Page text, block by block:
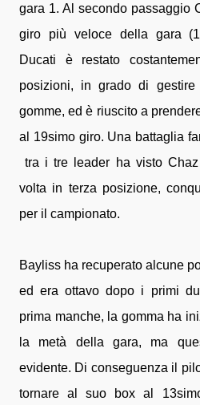
gara 1. Al secondo passaggio
giro più veloce della gara
Ducati è restato
posizioni, in grado di
gomme, ed è riuscito a
al 19simo giro. Una battaglia
tra i tre leader ha visto
volta in terza posizione,
per il campionato.
Bayliss ha recuperato alcune
ed era ottavo dopo i primi
prima manche, la gomma ha
la metà della gara, ma
evidente. Di conseguenza il
tornare al suo box al